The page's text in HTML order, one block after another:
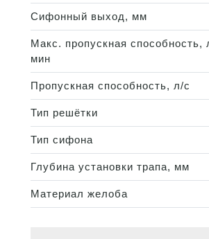
Сифонный выход, мм
Макс. пропускная способность,
мин
Пропускная способность, л/c
Тип решётки
Тип сифона
Глубина установки трапа, мм
Материал желоба